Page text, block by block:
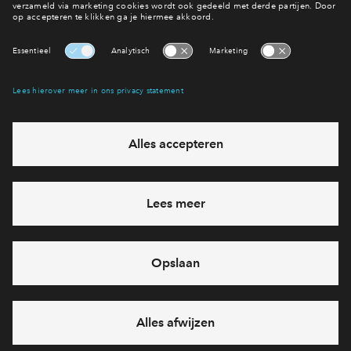
Meer weten?
Lees het laatste nieuws
eventuele projecten
Ja, ik wil mij aanmelden
Heb je een vraag en wil je direct antwoord? Bel ons op088 -
712 26 80
6 dagen per week beschikbaar (behalve tijdens
feestdagen)
vandaag van 09:00 - 18:00 uur